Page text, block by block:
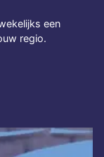
een
regio.